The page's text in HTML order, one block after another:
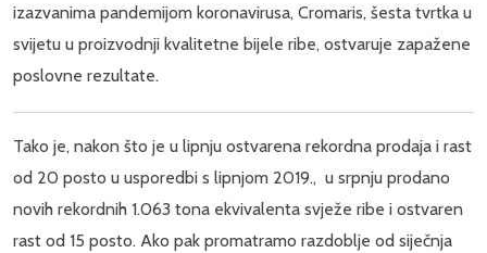
izazvanima pandemijom koronavirusa, Cromaris, šesta tvrtka u
svijetu u proizvodnji kvalitetne bijele ribe, ostvaruje zapažene
poslovne rezultate.
Tako je, nakon što je u lipnju ostvarena rekordna prodaja i rast
od 20 posto u usporedbi s lipnjom 2019., u srpnju prodano
novih rekordnih 1.063 tona ekvivalenta svježe ribe i ostvaren
rast od 15 posto. Ako pak promatramo razdoblje od siječnja